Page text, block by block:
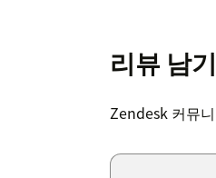
리뷰 남
Zendesk 커뮤